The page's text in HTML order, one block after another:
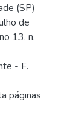
(SP)
de
13, n.
- F.
páginas